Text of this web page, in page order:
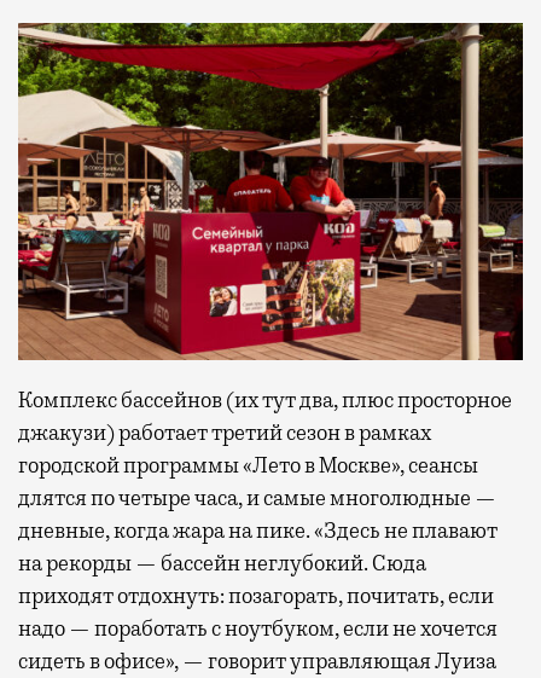
Комплекс бассейнов (их тут два, плюс просторное
джакузи) работает третий сезон в рамках
городской программы «Лето в Москве», сеансы
длятся по четыре часа, и самые многолюдные —
дневные, когда жара на пике. «Здесь не плавают
на рекорды — бассейн неглубокий. Сюда
приходят отдохнуть: позагорать, почитать, если
надо — поработать с ноутбуком, если не хочется
сидеть в офисе», — говорит управляющая Луиза